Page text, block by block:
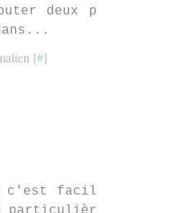
deux p
[#]
c'est facil